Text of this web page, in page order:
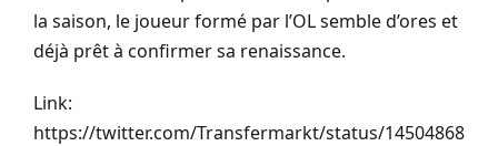
la saison, le joueur formé par l’OL semble d’ores et
déjà prêt à confirmer sa renaissance.
Link:
https://twitter.com/Transfermarkt/status/14504868